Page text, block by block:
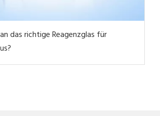
das richtige Reagenzglas für